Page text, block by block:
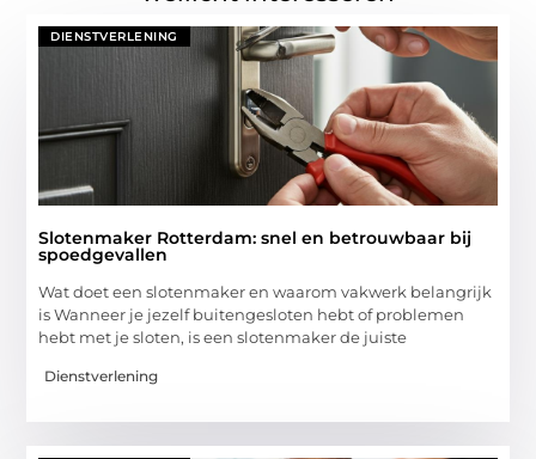
DIENSTVERLENING
Slotenmaker Rotterdam: snel en betrouwbaar bij
spoedgevallen
Wat doet een slotenmaker en waarom vakwerk belangrijk
is Wanneer je jezelf buitengesloten hebt of problemen
hebt met je sloten, is een slotenmaker de juiste
Dienstverlening